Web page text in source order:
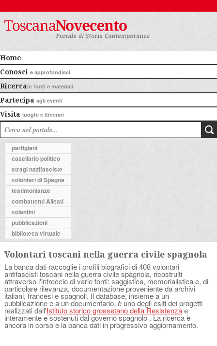
Home
Conosci e approfondisci
Ricercain fonti e materiali
Partecipa agli eventi
Visita luoghi e itinerari
partigiani
casellario politico
stragi nazifasciste
volontari di Spagna
testimonianze
combattenti Alleati
volantini
pubblicazioni
biblioteca virtuale
Volontari toscani nella guerra civile spagnola
La banca dati raccoglie i profili biografici di 408 volontari
antifascisti toscani nella guerra civile spagnola, ricostruiti
attraverso l'intreccio di varie fonti: saggistica, memorialistica e, di
particolare rilevanza, documentazione proveniente da archivi
italiani, francesi e spagnoli. Il database, insieme a un
pubblicazione e a un documentario, è uno degli esiti dei progetti
realizzati dall'Istituto storico grossetano della Resistenzae
interamente e sostenuti dal governo spagnolo . La ricerca è
ancora in corso e la banca dati in progressivo aggiornamento.